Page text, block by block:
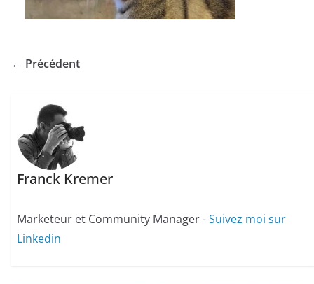
← Précédent
Franck Kremer
Marketeur et Community Manager -Suivez moi sur
Linkedin